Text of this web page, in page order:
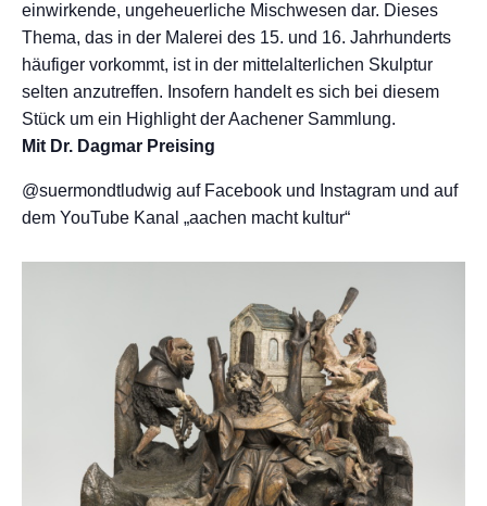
einwirkende, ungeheuerliche Mischwesen dar. Dieses
Thema, das in der Malerei des 15. und 16. Jahrhunderts
häufiger vorkommt, ist in der mittelalterlichen Skulptur
selten anzutreffen. Insofern handelt es sich bei diesem
Stück um ein Highlight der Aachener Sammlung.
Mit Dr. Dagmar Preising
@suermondtludwig auf Facebook und Instagram und auf
dem YouTube Kanal „aachen macht kultur“